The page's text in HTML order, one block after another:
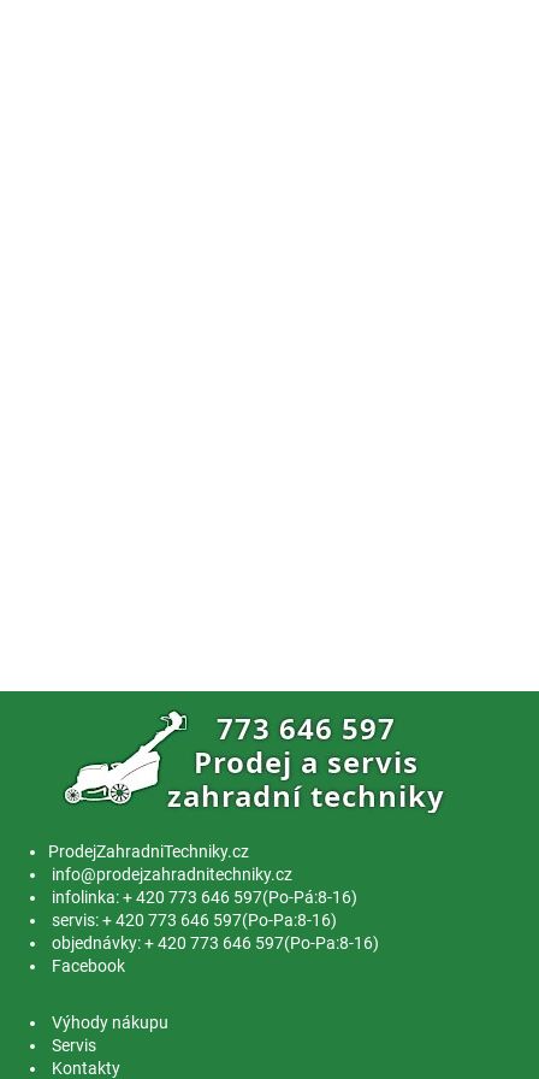
ProdejZahradniTechniky.cz
info@prodejzahradnitechniky.cz
infolinka: + 420 773 646 597(Po-Pá:8-16)
servis: + 420 773 646 597(Po-Pa:8-16)
objednávky: + 420 773 646 597(Po-Pa:8-16)
Facebook
Výhody nákupu
Servis
Kontakty